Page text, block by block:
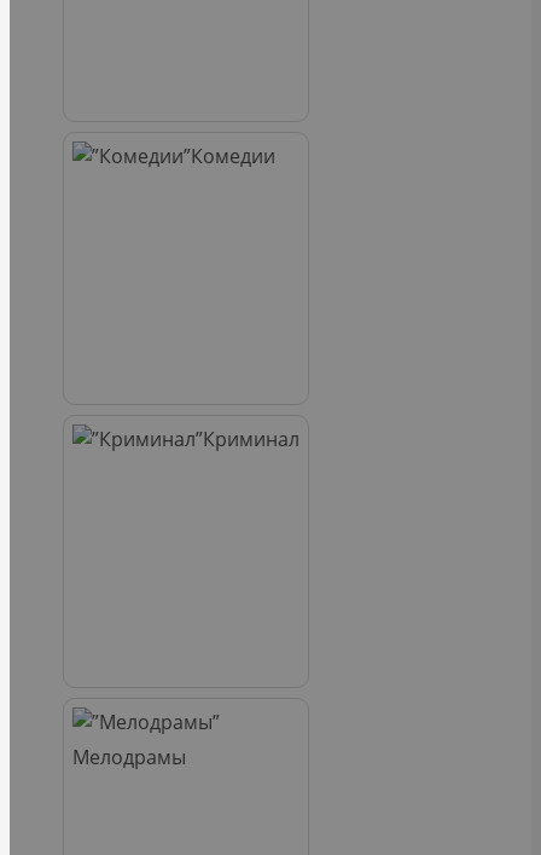
Комедии
Криминал
Мелодрамы